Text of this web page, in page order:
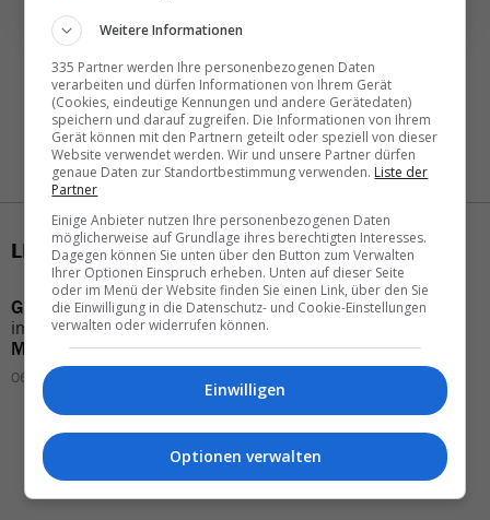
LETZTE MELDUNGEN
Grecotelverstärkt Vertrieb
im
deutschsprachigen
Markt
06.08.2026 – 07:03
Aviareps Switzerland
verkleinert sein
Weitere Informationen
335 Partner werden Ihre personenbezogenen Daten
verarbeiten und dürfen Informationen von Ihrem Gerät
(Cookies, eindeutige Kennungen und andere Gerätedaten)
speichern und darauf zugreifen. Die Informationen von Ihrem
Gerät können mit den Partnern geteilt oder speziell von dieser
Website verwendet werden. Wir und unsere Partner dürfen
genaue Daten zur Standortbestimmung verwenden. Liste der
Partner
Einige Anbieter nutzen Ihre personenbezogenen Daten
möglicherweise auf Grundlage ihres berechtigten Interesses.
Dagegen können Sie unten über den Button zum Verwalten
Ihrer Optionen Einspruch erheben. Unten auf dieser Seite
oder im Menü der Website finden Sie einen Link, über den Sie
die Einwilligung in die Datenschutz- und Cookie-Einstellungen
verwalten oder widerrufen können.
Einwilligen
Optionen verwalten